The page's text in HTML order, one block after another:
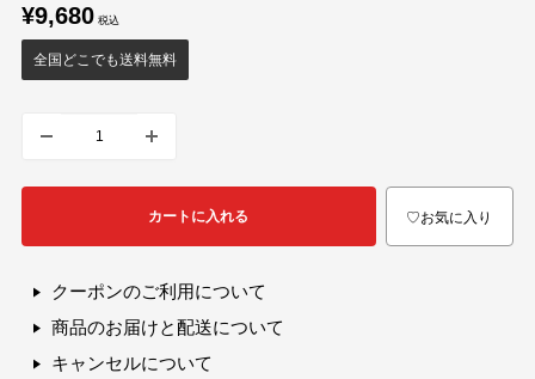
販
売
価
格
¥9,680
全国どこでも送料無料
カートに入れる ♡お気に入り
クーポンのご利用について
商品のお届けと配送について
キャンセルについて